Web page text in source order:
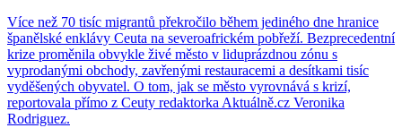
Více než 70 tisíc migrantů překročilo během jediného dne hranice
španělské enklávy Ceuta na severoafrickém pobřeží. Bezprecedentní
krize proměnila obvykle živé město v liduprázdnou zónu s
vyprodanými obchody, zavřenými restauracemi a desítkami tisíc
vyděšených obyvatel. O tom, jak se město vyrovnává s krizí,
reportovala přímo z Ceuty redaktorka Aktuálně.cz Veronika
Rodriguez.